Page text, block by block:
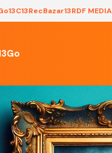
13C13RecBazar13RDF MEDIA